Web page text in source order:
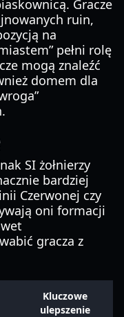
Gracze
ruin,
na
pełni rolę
mogą znaleźć
domem dla
SI żołnierzy
bardziej
Czerwonej czy
oni formacji
gracza z
Kluczowe
ulepszenie